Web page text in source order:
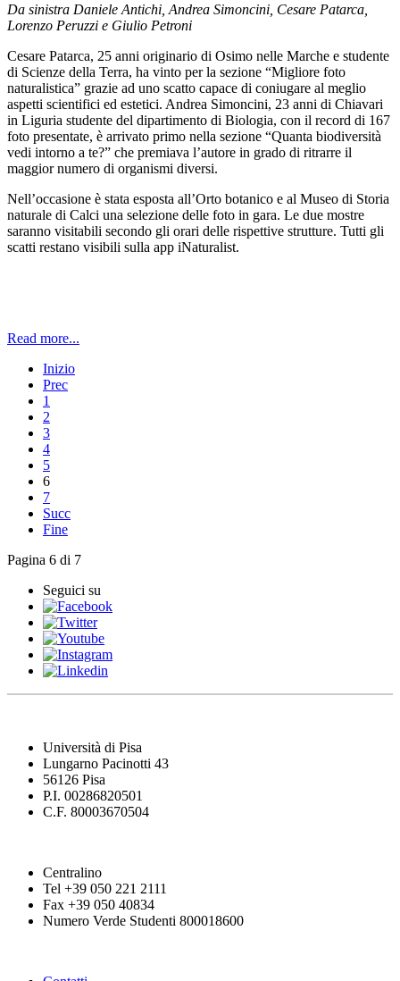
Da sinistra Daniele Antichi, Andrea Simoncini, Cesare Patarca,
Lorenzo Peruzzi e Giulio Petroni
Cesare Patarca, 25 anni originario di Osimo nelle Marche e studente
di Scienze della Terra, ha vinto per la sezione “Migliore foto
naturalistica” grazie ad uno scatto capace di coniugare al meglio
aspetti scientifici ed estetici. Andrea Simoncini, 23 anni di Chiavari
in Liguria studente del dipartimento di Biologia, con il record di 167
foto presentate, è arrivato primo nella sezione “Quanta biodiversità
vedi intorno a te?” che premiava l’autore in grado di ritrarre il
maggior numero di organismi diversi.
Nell’occasione è stata esposta all’Orto botanico e al Museo di Storia
naturale di Calci una selezione delle foto in gara. Le due mostre
saranno visitabili secondo gli orari delle rispettive strutture. Tutti gli
scatti restano visibili sulla app iNaturalist.
Read more...
Inizio
Prec
1
2
3
4
5
6
7
Succ
Fine
Pagina 6 di 7
Seguici su
Università di Pisa
Lungarno Pacinotti 43
56126 Pisa
P.I. 00286820501
C.F. 80003670504
Centralino
Tel +39 050 221 2111
Fax +39 050 40834
Numero Verde Studenti 800018600